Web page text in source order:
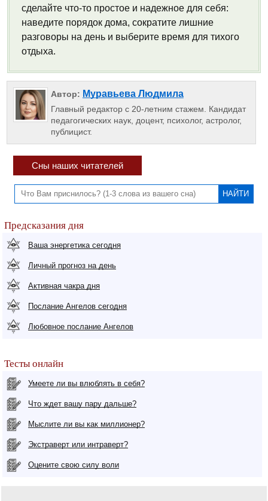
сделайте что-то простое и надежное для себя:
наведите порядок дома, сократите лишние
разговоры на день и выберите время для тихого
отдыха.
Автор: Муравьева Людмила
Главный редактор с 20-летним стажем. Кандидат
педагогических наук, доцент, психолог, астролог,
публицист.
Сны наших читателей
Предсказания дня
Ваша энергетика сегодня
Личный прогноз на день
Активная чакра дня
Послание Ангелов сегодня
Любовное послание Ангелов
Тесты онлайн
Умеете ли вы влюблять в себя?
Что ждет вашу пару дальше?
Мыслите ли вы как миллионер?
Экстраверт или интраверт?
Оцените свою силу воли